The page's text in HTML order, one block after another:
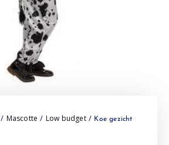
/ Mascotte / Low budget/ Koe gezicht